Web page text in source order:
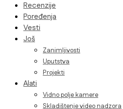
Recenzije
Poređenja
Vesti
Još
Zanimljivosti
Uputstva
Projekti
Alati
Vidno polje kamere
Skladištenje video nadzora